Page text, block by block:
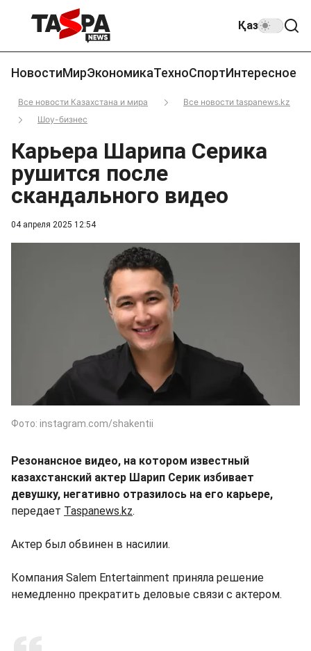
Қаз
НовостиМирЭкономикаТехноСпортИнтересное
Все новости Казахстана и мира
Все новости taspanews.kz
Шоу-бизнес
04 апреля 2025 12:54
Карьера Шарипа Серика
рушится после
скандального видео
Фото: instagram.com/shakentii
Резонансное видео, на котором известный
казахстанский актер Шарип Серик избивает
девушку, негативно отразилось на его карьере,
передает Taspanews.kz.
Актер был обвинен в насилии.
Компания Salem Entertainment приняла решение
немедленно прекратить деловые связи с актером.